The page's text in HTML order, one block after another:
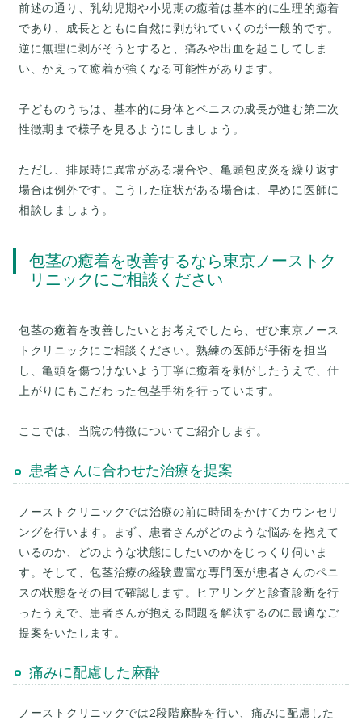
前述の通り、乳幼児期や小児期の癒着は基本的に生理的癒着
であり、成長とともに自然に剥がれていくのが一般的です。
逆に無理に剥がそうとすると、痛みや出血を起こしてしま
い、かえって癒着が強くなる可能性があります。
子どものうちは、基本的に身体とペニスの成長が進む第二次
性徴期まで様子を見るようにしましょう。
ただし、排尿時に異常がある場合や、亀頭包皮炎を繰り返す
場合は例外です。こうした症状がある場合は、早めに医師に
包茎の癒着を改善するなら東京ノーストク
リニックにご相談ください
包茎の癒着を改善したいとお考えでしたら、ぜひ東京ノース
トクリニックにご相談ください。熟練の医師が手術を担当
し、亀頭を傷つけないよう丁寧に癒着を剥がしたうえで、仕
上がりにもこだわった包茎手術を行っています。
患者さんに合わせた治療を提案
ノーストクリニックでは治療の前に時間をかけてカウンセリ
ングを行います。まず、患者さんがどのような悩みを抱えて
いるのか、どのような状態にしたいのかをじっくり伺いま
す。そして、包茎治療の経験豊富な専門医が患者さんのペニ
スの状態をその目で確認します。ヒアリングと診査診断を行
ったうえで、患者さんが抱える問題を解決するのに最適なご
痛みに配慮した麻酔
ノーストクリニックでは2段階麻酔を行い、痛みに配慮した